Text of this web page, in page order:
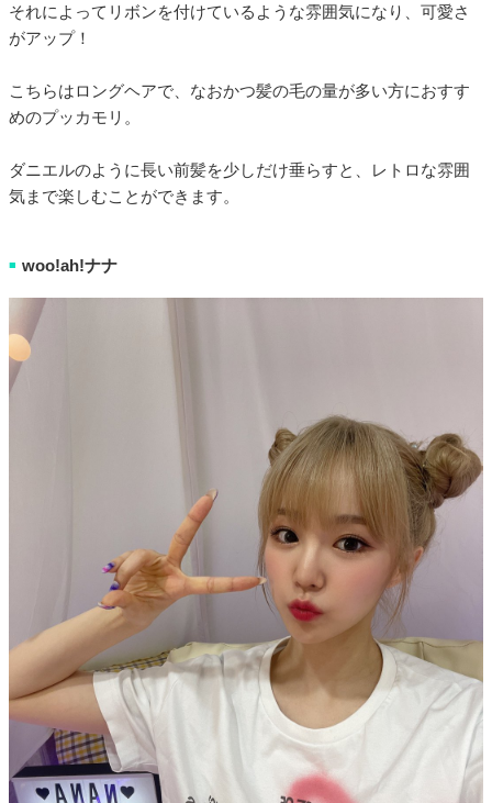
それによってリボンを付けているような雰囲気になり、可愛さ
がアップ！
こちらはロングヘアで、なおかつ髪の毛の量が多い方におすす
めのプッカモリ。
ダニエルのように長い前髪を少しだけ垂らすと、レトロな雰囲
気まで楽しむことができます。
■ woo!ah!ナナ